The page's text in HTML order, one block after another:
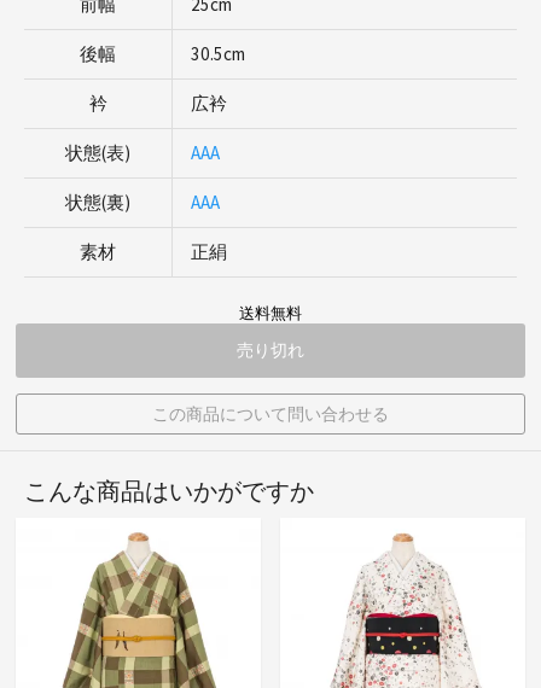
後幅 30.5cm
衿 広衿
状態(表) AAA
状態(裏) AAA
素材 正絹
送料無料
売り切れ
この商品について問い合わせる
こんな商品はいかがですか